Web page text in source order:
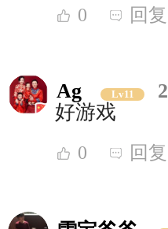
0 回复
Ag Lv11
好游戏
0 回复